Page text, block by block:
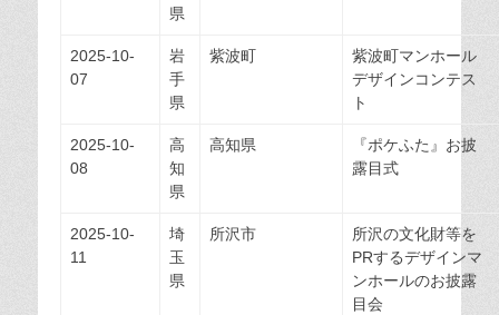
県
2025-10-
07
岩
手
県
紫波町
紫波町マンホール
デザインコンテス
ト
2025-10-
08
高
知
県
高知県
『ポケふた』お披
露目式
2025-10-
11
埼
玉
県
所沢市
所沢の文化財等を
PRするデザインマ
ンホールのお披露
目会